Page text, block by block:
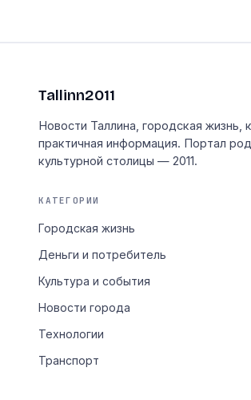
Tallinn2011
Новости Таллина, городская жизнь,
практичная информация. Портал
культурной столицы — 2011.
КАТЕГОРИИ
Городская жизнь
Деньги и потребитель
Культура и события
Новости города
Технологии
Транспорт